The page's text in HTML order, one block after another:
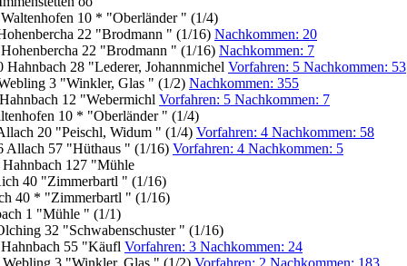
10 * "Oberländer " (1/4)
22 "Brodmann " (1/16) Nachkommen: 20
22 "Brodmann " (1/16) Nachkommen: 7
Hahnbach 28 "Lederer, Johannmichel Vorfahren: 5 Nachkommen: 53
3 "Winkler, Glas " (1/2) Nachkommen: 355
12 "Webermichl Vorfahren: 5 Nachkommen: 7
10 * "Oberländer " (1/4)
20 "Peischl, Widum " (1/4) Vorfahren: 4 Nachkommen: 58
Allach 57 "Hüthaus " (1/16) Vorfahren: 4 Nachkommen: 5
Hahnbach 127 "Mühle
40 "Zimmerbartl " (1/16)
40 * "Zimmerbartl " (1/16)
1 "Mühle " (1/1)
32 "Schwabenschuster " (1/16)
55 "Käufl Vorfahren: 3 Nachkommen: 24
Webling 3 "Winkler, Glas " (1/2) Vorfahren: 2 Nachkommen: 183